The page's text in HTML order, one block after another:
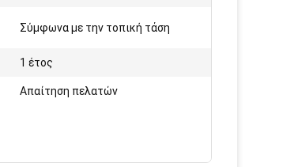
Σύμφωνα με την τοπική τάση
1 έτος
Απαίτηση πελατών